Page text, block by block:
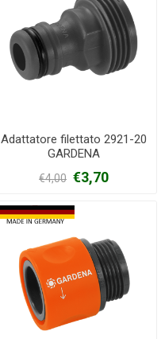
Adattatore filettato 2921-20
GARDENA
€4,00 €3,70